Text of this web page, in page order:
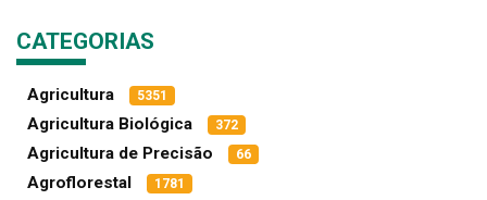
CATEGORIAS
Agricultura 5351
Agricultura Biológica 372
Agricultura de Precisão 66
Agroflorestal 1781